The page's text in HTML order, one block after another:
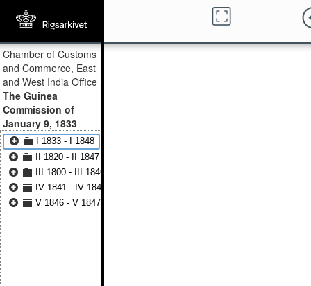
Chamber of Customs
and Commerce, East
and West India Office
The Guinea
Commission of
January 9, 1833
I 1833 - I 1848
II 1820 - II 1847
III 1800 - III 1846
IV 1841 - IV 1847
V 1846 - V 1847